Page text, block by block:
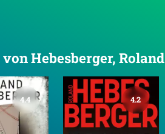
Hebesberger, Roland
4.4 4.2